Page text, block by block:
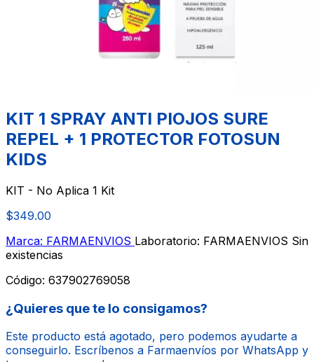
KIT 1 SPRAY ANTI PIOJOS SURE
REPEL + 1 PROTECTOR FOTOSUN
KIDS
KIT - No Aplica 1 Kit
$349.00
Marca: FARMAENVIOS Laboratorio: FARMAENVIOS Sin
existencias
Código: 637902769058
¿Quieres que te lo consigamos?
Este producto está agotado, pero podemos ayudarte a
conseguirlo. Escríbenos a Farmaenvíos por WhatsApp y